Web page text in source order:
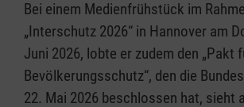
Bei einem Medienfrühstück im
„Interschutz 2026“ in Hannover am
Juni 2026, lobte er zudem den „Pakt
Bevölkerungsschutz“, den die
22. Mai 2026 beschlossen hat, sieht